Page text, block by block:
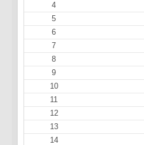
4
5
6
7
8
9
10
11
12
13
14